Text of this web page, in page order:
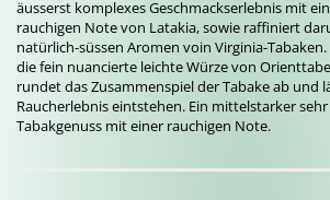
äusserst komplexes Geschmackserlebnis mit
rauchigen Note von Latakia, sowie raffiniert
natürlich-süssen Aromen voin Virginia-
die fein nuancierte leichte Würze von
rundet das Zusammenspiel der Tabake ab und
Raucherlebnis eintstehen. Ein mittelstarker
Tabakgenuss mit einer rauchigen Note.